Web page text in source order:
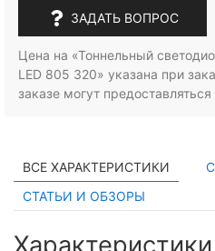
ЗАДАТЬ ВОПРОС
Цена на «Тоннельный
LED 805 320» указана при
заказе могут
ВСЕ ХАРАКТЕРИСТИКИ
СТАТЬИ И ОБЗОРЫ